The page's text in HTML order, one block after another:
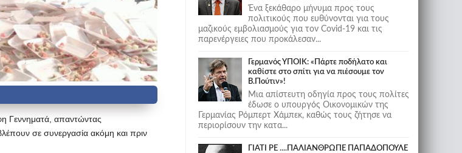
Γεννηματά, απαντώντας
σε συνεργασία ακόμη και πριν
Ένα ξεκάθαρο μήνυμα προς τους
πολιτικούς που ευθύνονται για τους
μαζικούς εμβολιασμούς για τον Covid-19 και τις
παρενέργειες που προκάλεσαν...
Γερμανός ΥΠΟΙΚ: «Πάρτε ποδήλατο και
καθίστε στο σπίτι για να πιέσουμε τον
Β.Πούτιν»!
Μια απίστευτη οδηγία προς τους πολίτες
έδωσε ο υπουργός Οικονομικών της
Γερμανίας Ρόμπερτ Χάμπεκ, καθώς τους ζήτησε να
περιορίσουν την κατα...
ΓΙΑΤΙ ΡΕ ....ΠΑΛΙΑΝΘΡΩΠΕ ΠΑΠΑΔΟΠΟΥΛΕ